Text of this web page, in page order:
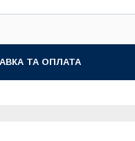
ТА ОПЛАТА